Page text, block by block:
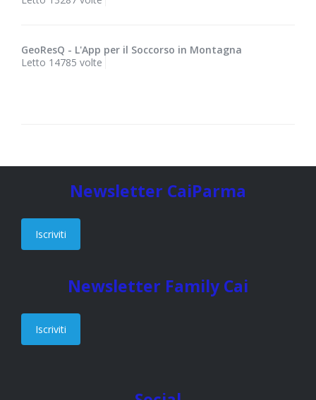
GeoResQ - L'App per il Soccorso in Montagna
Letto 14785 volte
Newsletter CaiParma
Iscriviti
Newsletter Family Cai
Iscriviti